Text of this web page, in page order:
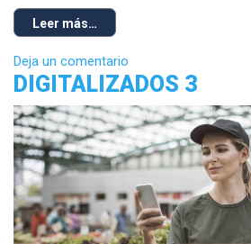
Leer más…
Deja un comentario
DIGITALIZADOS 3